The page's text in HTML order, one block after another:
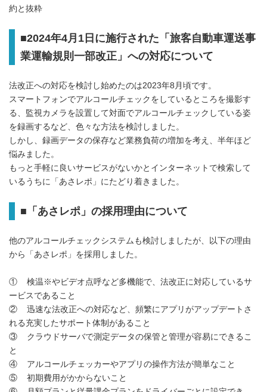
約と抜粋
■2024年4月1日に施行された「旅客自動車運送事
業運輸規則一部改正」への対応について
法改正への対応を検討し始めたのは2023年8月頃です。
スマートフォンでアルコールチェックをしているところを撮影す
る、監視カメラを設置して対面でアルコールチェックしている姿
を録画するなど、色々な方法を検討しました。
しかし、録画データの保存など業務負荷の増加を考え、半年ほど
悩みました。
もっと手軽に良いサービスがないかとインターネットで検索して
いるうちに「あさレポ」にたどり着きました。
■「あさレポ」の採用理由について
他のアルコールチェックシステムも検討しましたが、以下の理由
から「あさレポ」を採用しました。
① 検温※やビデオ点呼など多機能で、法改正に対応しているサ
ービスであること
② 迅速な法改正への対応など、頻繁にアプリがアップデートさ
れる充実したサポート体制があること
③ クラウドサーバで測定データの保管と管理が容易にできるこ
と
④ アルコールチェッカーやアプリの操作方法が簡単なこと
⑤ 初期費用がかからないこと